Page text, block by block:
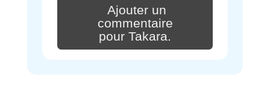
Ajouter un
commentaire
pour Takara.